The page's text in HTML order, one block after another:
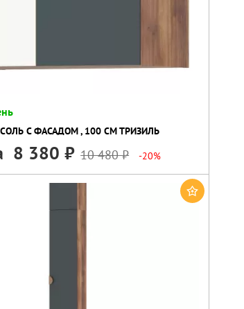
С ФАСАДОМ , 100 СМ ТРИЗИЛЬ
8 380 10 480 -20%